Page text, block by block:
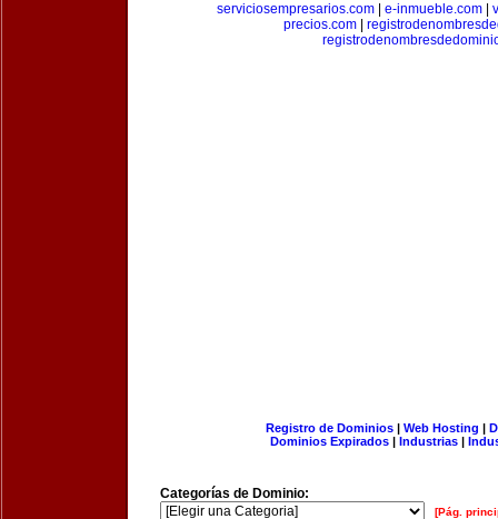
serviciosempresarios.com| e-inmueble.com|
precios.com
Registro de Dominios| Web Hosting |
Dominios Expirados | Industrias |
Categorías de Dominio:
[Pág.